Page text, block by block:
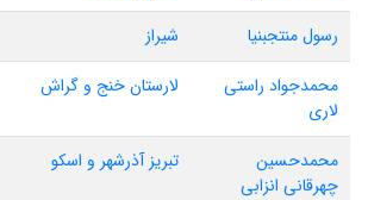
رسول منتجبنیا
شیراز
محمدجواد راستی
لاری
لارستان خنج و گراش
محمدحسین
چهرقانی انزابی
تبریز آذرشهر و اسکو